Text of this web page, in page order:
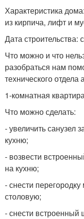
Характеристика
из кирпича, лифт и
Дата строительства:
Что можно и что
разобраться нам
технического
1-комнатная
Что можно сделать:
- увеличить санузел
кухню;
- возвести
на кухню;
- снести
столовую;
- снести встроенный